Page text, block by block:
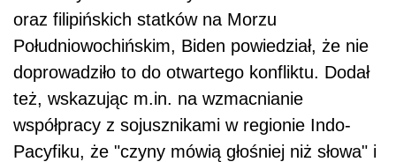
oraz filipińskich statków na Morzu
Południowochińskim, Biden powiedział, że nie
doprowadziło to do otwartego konfliktu. Dodał
też, wskazując m.in. na wzmacnianie
współpracy z sojusznikami w regionie Indo-
Pacyfiku, że "czyny mówią głośniej niż słowa" i